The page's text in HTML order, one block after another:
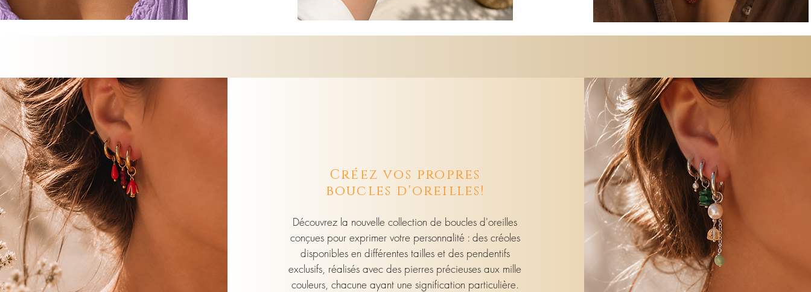
Créez vos propres
boucles d'oreilles!
Découvrez la nouvelle collection de boucles d'oreilles
conçues pour exprimer votre personnalité : des créoles
disponibles en différentes tailles et des pendentifs
exclusifs, réalisés avec des pierres précieuses aux mille
couleurs, chacune ayant une signification particulière.